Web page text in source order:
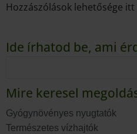
Hozzászólások lehetősége
Ide írhatod be, ami
Mire keresel
Gyógynövényes nyugtatók
Természetes vízhajtók